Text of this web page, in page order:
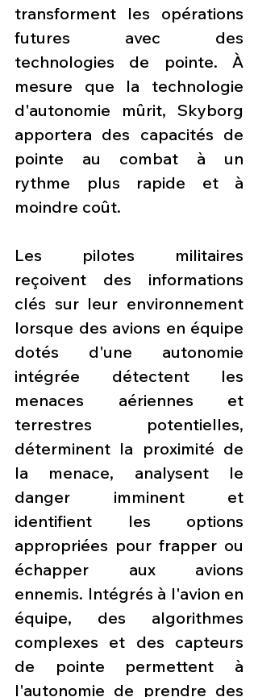
transforment les opérations
futures avec des
technologies de pointe. À
mesure que la technologie
d'autonomie mûrit, Skyborg
apportera des capacités de
pointe au combat à un
rythme plus rapide et à
moindre coût.
Les pilotes militaires
reçoivent des informations
clés sur leur environnement
lorsque des avions en équipe
dotés d'une autonomie
intégrée détectent les
menaces aériennes et
terrestres potentielles,
déterminent la proximité de
la menace, analysent le
danger imminent et
identifient les options
appropriées pour frapper ou
échapper aux avions
ennemis. Intégrés à l'avion en
équipe, des algorithmes
complexes et des capteurs
de pointe permettent à
l'autonomie de prendre des